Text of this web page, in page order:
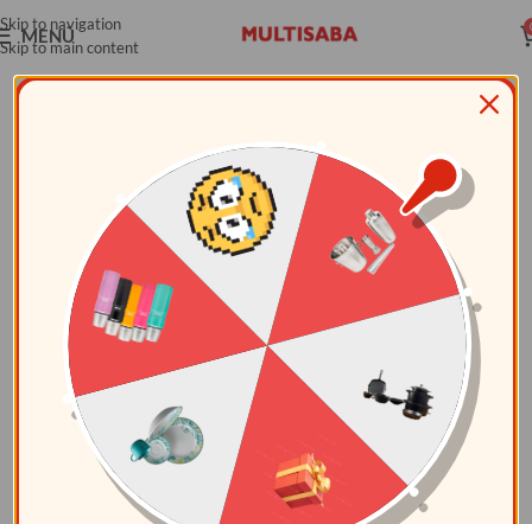
Skip to navigation
Skip to main content
MENÚ